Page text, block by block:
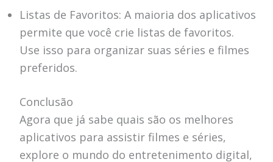
Listas de Favoritos: A maioria dos aplicativos
permite que você crie listas de favoritos.
Use isso para organizar suas séries e filmes
preferidos.
Conclusão
Agora que já sabe quais são os melhores
aplicativos para assistir filmes e séries,
explore o mundo do entretenimento digital,